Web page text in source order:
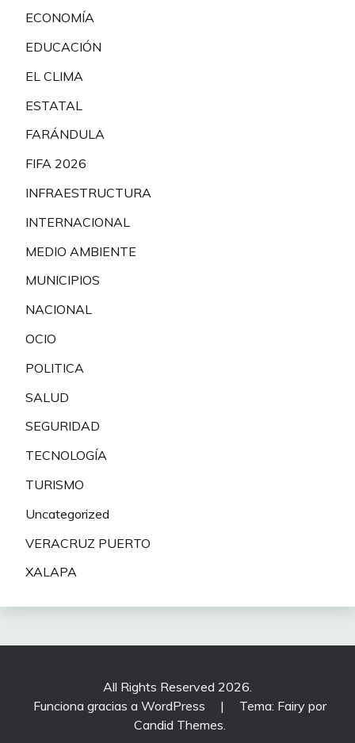
ECONOMÍA
EDUCACIÓN
EL CLIMA
ESTATAL
FARÁNDULA
FIFA 2026
INFRAESTRUCTURA
INTERNACIONAL
MEDIO AMBIENTE
MUNICIPIOS
NACIONAL
OCIO
POLITICA
SALUD
SEGURIDAD
TECNOLOGÍA
TURISMO
Uncategorized
VERACRUZ PUERTO
XALAPA
All Rights Reserved 2026.
Funciona gracias a WordPress
|
Tema: Fairy por
Candid Themes.